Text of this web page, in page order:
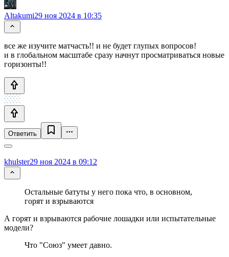
Altakumi29 ноя 2024 в 10:35
все же изучите матчасть!! и не будет глупых вопросов!
и в глобальном масштабе сразу начнут просматриваться новые
горизонты!!
Ответить
khulster29 ноя 2024 в 09:12
Остальные батуты у него пока что, в основном,
горят и взрываются
А горят и взрываются рабочие лошадки или испытательные
модели?
Что "Союз" умеет давно.